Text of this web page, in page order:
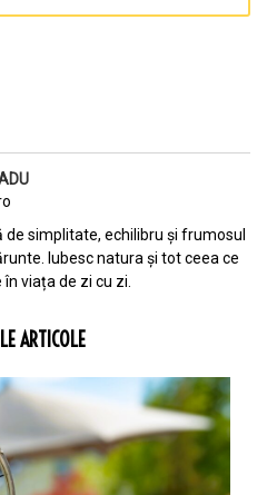
de simplitate, echilibru și frumosul
Iubesc natura și tot ceea ce
viața de zi cu zi.
ARTICOLE